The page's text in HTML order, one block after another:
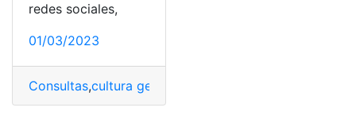
redes sociales,
01/03/2023
Consultas,cultura general